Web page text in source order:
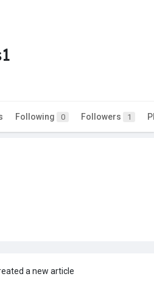
Following 0 Followers 1
a new article